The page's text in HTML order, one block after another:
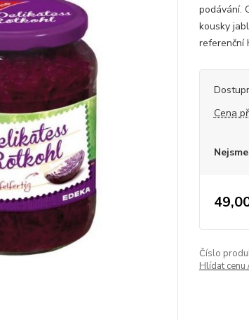
podávání.
kousky
referenční
Cena
Číslo
Hlídat